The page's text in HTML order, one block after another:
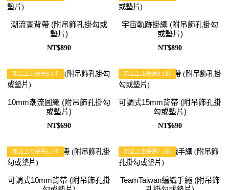
潮流寬背帶 (附吊飾孔掛勾或
墊片)
NT$890
宇宙軌跡掛繩 (附吊飾孔掛勾
或墊片)
NT$890
新品上市優惠8.1折
10mm潮流圓繩 (附吊飾孔掛勾
或墊片)
NT$690
新品上市優惠8.1折
可調式15mm背帶 (附吊飾孔掛
勾或墊片)
NT$690
新品上市優惠8.1折
可調式10mm背帶 (附吊飾孔掛
新品上市優惠7.5折
TeamTaiwan編織手繩 (附吊飾